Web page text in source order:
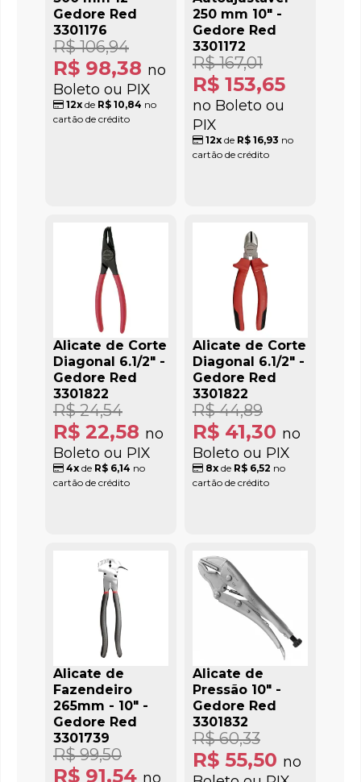
Gedore Red
3301176
R$ 98,38 no
Boleto ou PIX
R$ 106,94
12x de R$ 10,84 no
cartão de crédito
250 mm 10" -
Gedore Red
3301172
R$ 153,65
no Boleto ou
PIX
R$ 167,01
12xde R$ 16,93 no
cartão de crédito
Alicate de Corte
Diagonal 6.1/2" -
Gedore Red
3301822
R$ 22,58 no
Boleto ou PIX
R$ 24,54
4x de R$ 6,14 no
cartão de crédito
Alicate de Corte
Diagonal 6.1/2" -
Gedore Red
3301822
R$ 41,30 no
Boleto ou PIX
R$ 44,89
8xde R$ 6,52 no
cartão de crédito
Alicate de
Fazendeiro
265mm - 10" -
Gedore Red
3301739
R$ 91,54 no
R$ 99,50
Alicate de
Pressão 10" -
Gedore Red
3301832
R$ 55,50 no
R$ 60,33